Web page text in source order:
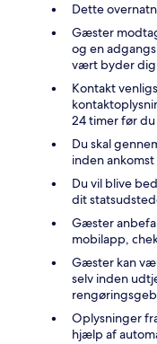
Dette
Gæster
og en
vært byder dig
Kontakt
24 timer før
Du skal
inden ankomst
Du vil blive
dit
Gæster
mobilapp,
Gæster kan
selv inden
Oplysninger
hjælp af